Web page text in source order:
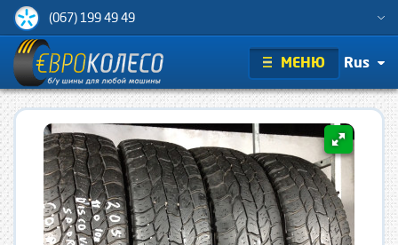
(067) 199 49 49
МЕНЮ Rus